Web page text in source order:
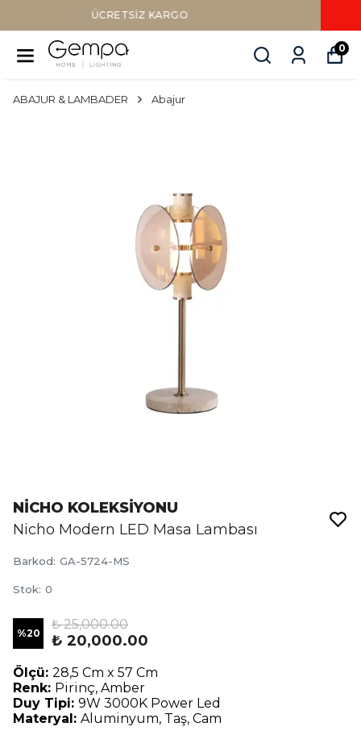
Sepette Nakit Ödemede Ek %10
0
ABAJUR & LAMBADER Abajur
NİCHO KOLEKSİYONU
Nicho Modern LED Masa Lambası
Barkod: GA-5724-MS
Stok: 0
%20
₺ 25,000.00
₺ 20,000.00
Ölçü: 28,5 Cm x 57 Cm
Renk: Pirinç, Amber
Duy Tipi: 9W 3000K Power Led
Materyal: Aluminyum, Taş, Cam